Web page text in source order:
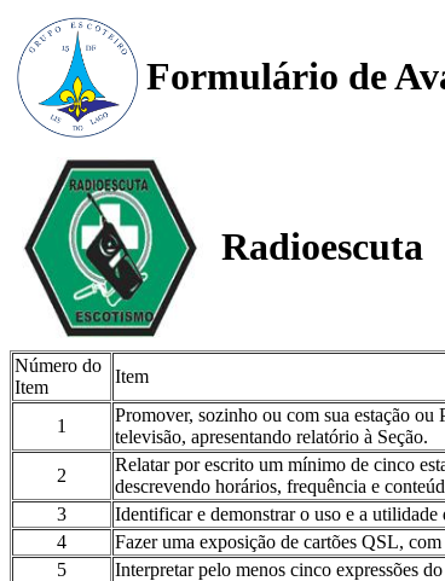
Formulário de
Radioescuta
Número do
Item
Item
1
Promover, sozinho ou com sua estação ou
televisão, apresentando relatório à Seção.
2
Relatar por escrito um mínimo de cinco
descrevendo horários, frequência e
3
Identificar e demonstrar o uso e a
4
Fazer uma exposição de cartões QSL,
5
Interpretar pelo menos cinco expressões